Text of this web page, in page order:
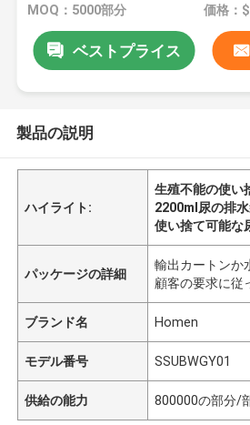
MOQ：5000部分
ベストプライス
製品の説明
ハイライト:
生殖不能の使い
2200ml尿の排
使い捨て可能な
パッケージの詳細
輸出カートンか
顧客の要求に従
ブランド名 Homen
モデル番号 SSUBWGY01
供給の能力 800000の部分/